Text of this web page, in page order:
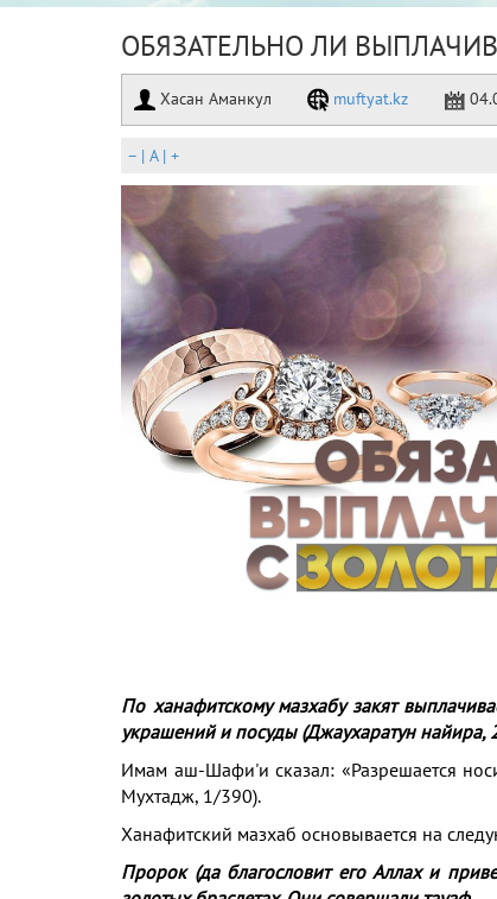
ОБЯЗАТЕЛЬНО ЛИ
Хасан Аманкул muftyat.kz
– | A| +
По ханафитскому мазхабу закят
украшений и посуды (Джаухаратун найира,
Имам аш-Шафи'и сказал: «Разрешается
Мухтадж, 1/390).
Ханафитский мазхаб основывается на
Пророк (да благословит его Аллах и